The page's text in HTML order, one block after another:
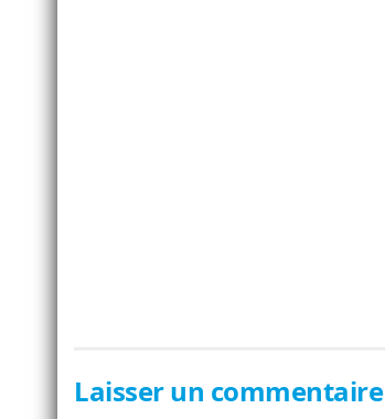
Laisser un commentaire